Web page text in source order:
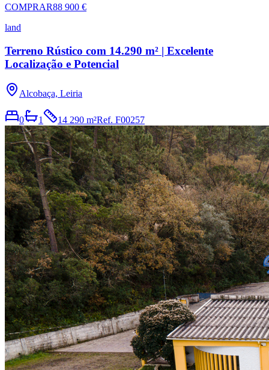
COMPRAR88 900 €
land
Terreno Rústico com 14.290 m² | Excelente
Localização e Potencial
Alcobaça, Leiria
0 1 14 290 m²Ref. F00257